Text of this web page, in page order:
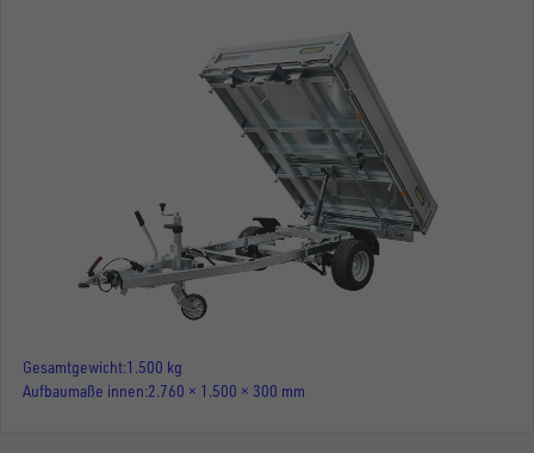
Gesamtgewicht 1.500 kg
Aufbaumaße innen 2.760 × 1.500 × 300 mm